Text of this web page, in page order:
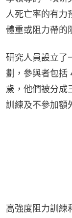
人死亡率的有力
體重或阻力帶的
研究人員設立了
劃，參與者包括
歲，他們被分成
訓練及不參加額
高強度阻力訓練